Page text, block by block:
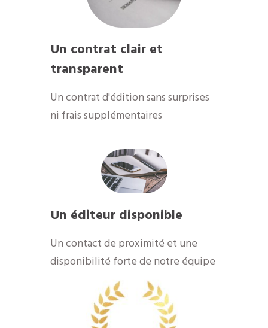
Un contrat clair et
transparent
Un contrat d'édition sans surprises
ni frais supplémentaires
Un éditeur disponible
Un contact de proximité et une
disponibilité forte de notre équipe